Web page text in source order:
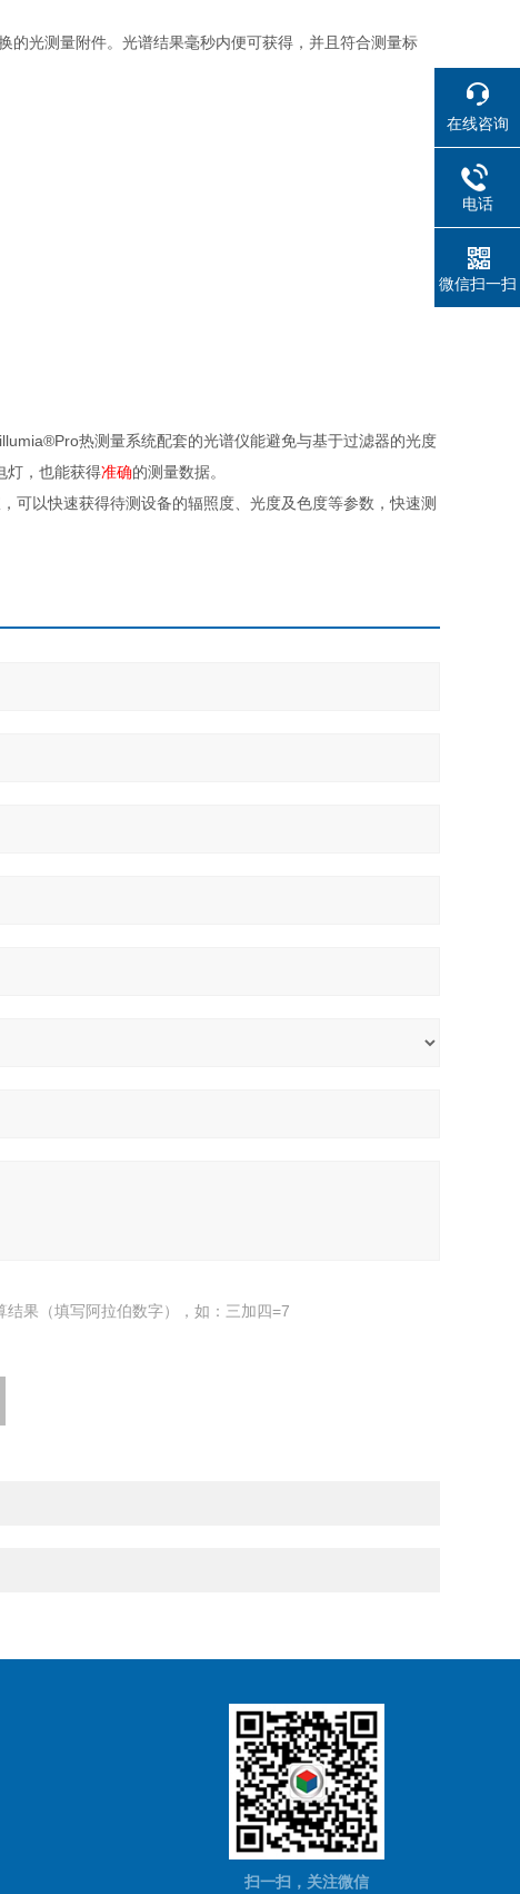
的光测量附件。光谱结果毫秒内便可获得，并且符合测量标
热测量系统配套的光谱仪能避免与基于过滤器的光度
灯，也能获得准确的测量数据。
可以快速获得待测设备的辐照度、光度及色度等参数，快速测
结果（填写阿拉伯数字），如：三加四=7
扫一扫，关注微信
在线咨询
电话
微信扫一扫